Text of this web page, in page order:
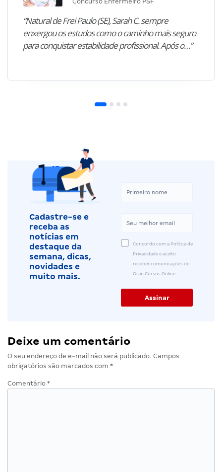
“Natural de Frei Paulo (SE), Sarah C. sempre
enxergou os estudos como o caminho mais seguro
para conquistar estabilidade profissional. Após o…”
Cadastre-se e
receba as
notícias em
destaque da
semana, dicas,
novidades e
muito mais.
Concordo com a Política de
Privacidade e aceito
receber comunicações do
Gran Cursos Online.
Deixe um comentário
O seu endereço de e-mail não será publicado. Campos
obrigatórios são marcados com *
Comentário *